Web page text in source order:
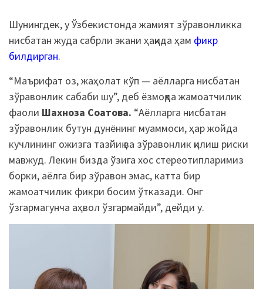
Шунингдек, у Ўзбекистонда жамият зўравонликка
нисбатан жуда сабрли экани ҳақида ҳам фикр
билдирган.
“Маърифат оз, жаҳолат кўп — аёлларга нисбатан
зўравонлик сабаби шу”, деб ёзмоқда жамоатчилик
фаоли Шахноза Соатова. “Аёлларга нисбатан
зўравонлик бутун дунёнинг муаммоси, ҳар жойда
кучлининг ожизга тазйиқ ва зўравонлик қилиш риски
мавжуд. Лекин бизда ўзига хос стереотипларимиз
борки, аёлга бир зўравон эмас, катта бир
жамоатчилик фикри босим ўтказади. Онг
ўзгармагунча аҳвол ўзгармайди”, дейди у.